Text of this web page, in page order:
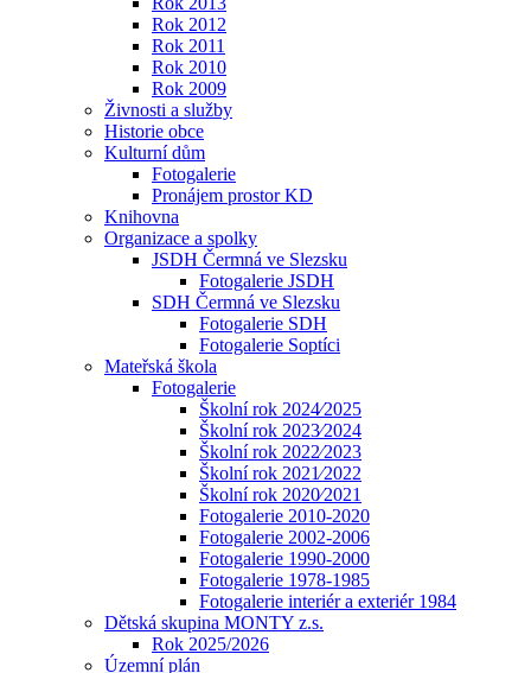
Rok 2012
Rok 2011
Rok 2010
Rok 2009
Živnosti a služby
Historie obce
Kulturní dům
Fotogalerie
Pronájem prostor KD
Knihovna
Organizace a spolky
JSDH Čermná ve Slezsku
Fotogalerie JSDH
SDH Čermná ve Slezsku
Fotogalerie SDH
Fotogalerie Soptíci
Mateřská škola
Fotogalerie
Školní rok 2024⁄2025
Školní rok 2023⁄2024
Školní rok 2022⁄2023
Školní rok 2021⁄2022
Školní rok 2020⁄2021
Fotogalerie 2010-2020
Fotogalerie 2002-2006
Fotogalerie 1990-2000
Fotogalerie 1978-1985
Fotogalerie interiér a exteriér 1984
Dětská skupina MONTY z.s.
Rok 2025/2026
Územní plán